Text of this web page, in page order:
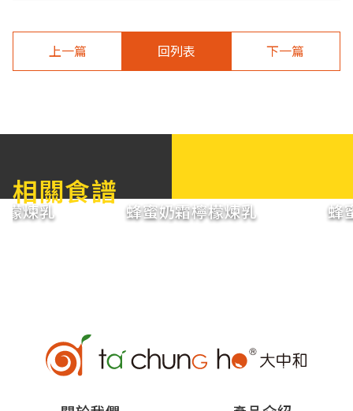
上一篇 回列表 下一篇
相關食譜
檬煉乳 蜂蜜奶霜檸檬煉乳 蜂